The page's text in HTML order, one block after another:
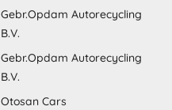
Gebr.Opdam Autorecycling
B.V.
Gebr.Opdam Autorecycling
B.V.
Otosan Cars